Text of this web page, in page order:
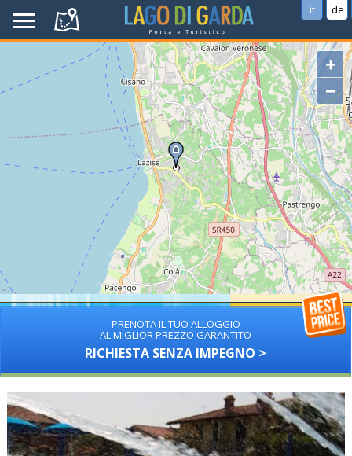
it de
+
−
PRENOTA IL TUO ALLOGGIO
AL MIGLIOR PREZZO GARANTITO
RICHIESTA SENZA IMPEGNO >